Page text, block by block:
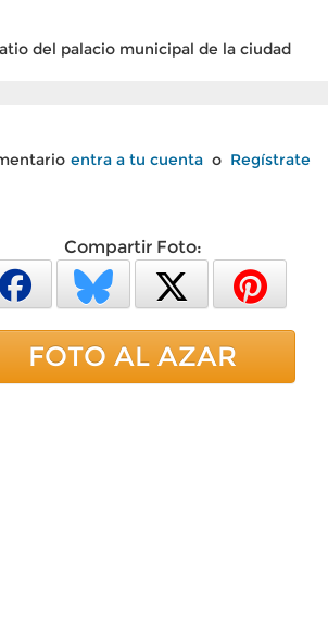
del palacio municipal de la ciudad
entra a tu cuenta o Regístrate
Compartir Foto:
FOTO AL AZAR